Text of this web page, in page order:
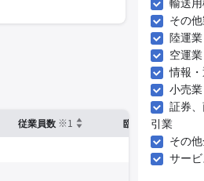
従業員数 ※1 臨時従業員数
輸送
その
陸運業
空運業
情報
小売業
証券
引業
その
サー